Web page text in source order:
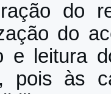
do
do
e leitura
pois às